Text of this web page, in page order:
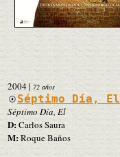
2004| 72 años
Séptimo Día, El
Séptimo Día, El
D:Carlos Saura
M:Roque Baños